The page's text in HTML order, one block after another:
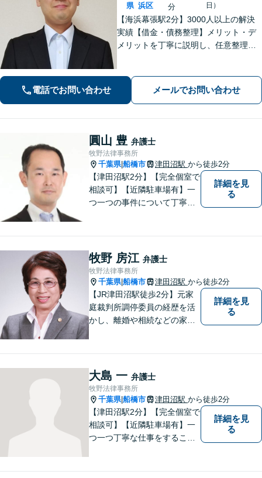
県 浜区
分
日）
【海浜幕張駅2分】3000人以上の解決
実績【借金・債務整理】メリット・デ
メリットを丁寧に説明し、任意整理・
以内に回答、電話は弁護士直通です
【休日・夜間面談は事前予約】
電話でお問い合わせ メールでお問い合わせ
圓山 豊 弁護士
牧野法律事務所
千葉県|船橋市 津田沼駅 から徒歩2分
【津田沼駅2分】【完全個室で
相談可】【近隣駐車場有】一
つ一つの事件について丁寧に
市の牧野法律事務所へお気軽
にご相談下さい。
詳細を見
る
牧野 房江 弁護士
牧野法律事務所
千葉県|船橋市 津田沼駅 から徒歩2分
【JR津田沼駅徒歩2分】元家
庭裁判所調停委員の経歴を活
かし、離婚や相続などの家事
詳細を見
る
大島 一 弁護士
牧野法律事務所
千葉県|船橋市 津田沼駅 から徒歩2分
【津田沼駅2分】【完全個室で
相談可】【近隣駐車場有】一
つ一つ丁寧な仕事をすること
詳細を見
る